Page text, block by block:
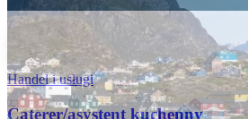
Handel i usługi
Caterer/asystent kuchenny